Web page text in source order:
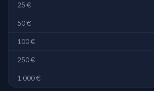
25 €
50 €
100 €
250 €
1.000 €